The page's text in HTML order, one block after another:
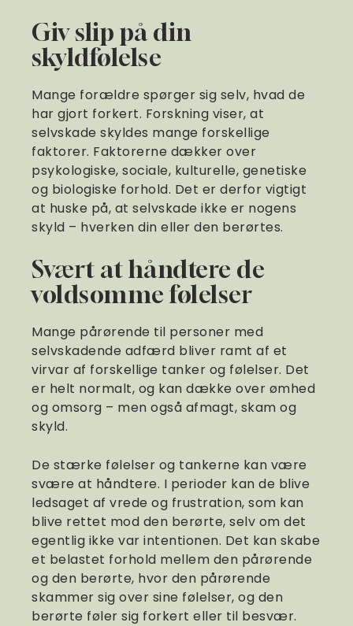
Giv slip på din
skyldfølelse
Mange forældre spørger sig selv, hvad de
har gjort forkert. Forskning viser, at
selvskade skyldes mange forskellige
faktorer. Faktorerne dækker over
psykologiske, sociale, kulturelle, genetiske
og biologiske forhold. Det er derfor vigtigt
at huske på, at selvskade ikke er nogens
skyld – hverken din eller den berørtes.
Svært at håndtere de
voldsomme følelser
Mange pårørende til personer med
selvskadende adfærd bliver ramt af et
virvar af forskellige tanker og følelser. Det
er helt normalt, og kan dække over ømhed
og omsorg – men også afmagt, skam og
skyld.
De stærke følelser og tankerne kan være
svære at håndtere. I perioder kan de blive
ledsaget af vrede og frustration, som kan
blive rettet mod den berørte, selv om det
egentlig ikke var intentionen. Det kan skabe
et belastet forhold mellem den pårørende
og den berørte, hvor den pårørende
skammer sig over sine følelser, og den
berørte føler sig forkert eller til besvær.